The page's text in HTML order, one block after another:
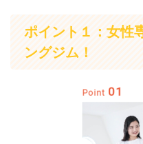
ポイント１：女性
ングジム！